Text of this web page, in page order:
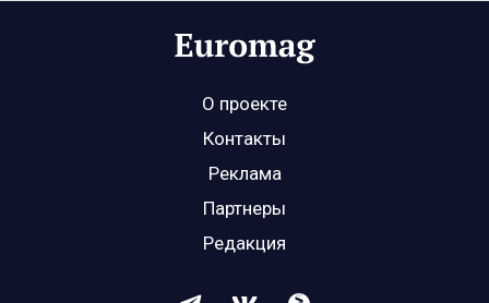
О проекте
Контакты
Реклама
Партнеры
Редакция